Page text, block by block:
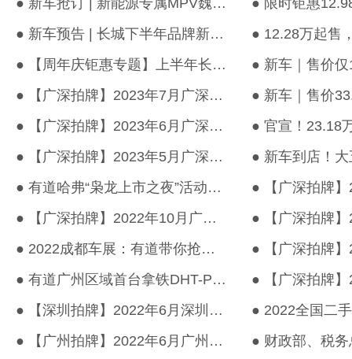
● 新车抢订 | 新能源专属MPV魏牌高山强势袭来，千元订金即享万元礼...
● 新车预告 | 长城下半年品牌新车重磅来袭，快来有道首站抢先品鉴
● 【周年庆钜惠专题】上半年长城汽车多款重磅新能源汽车焕新上市
● 【广深拍牌】2023年7月广深车牌竞价结果出炉！
● 【广深拍牌】2023年6月广深车牌竞价结果出炉！
● 【广深拍牌】2023年5月广深车牌竞价结果出炉！
● 有道哈弗“枭龙上市之夜”活动圆满落幕，新车抢订火爆~
● 【广深拍牌】2022年10月广深车牌竞价结果出炉！
● 2022成都车展：有道带你抢先看多款长城品牌新能源车型
● 有道广州区域首台拿铁DHT-PHEV交车！
● 【深圳拍牌】2022年6月深圳车牌竞价结果出炉！
● 【广州拍牌】2022年6月广州车牌竞价结果出炉！